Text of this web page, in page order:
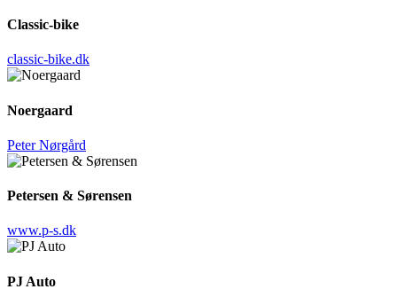
Classic-bike
classic-bike.dk
Noergaard
Peter Nørgård
Petersen & Sørensen
www.p-s.dk
PJ Auto